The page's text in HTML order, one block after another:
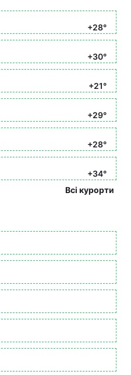
+28°
+30°
+21°
+29°
+28°
+34°
Всі курорти